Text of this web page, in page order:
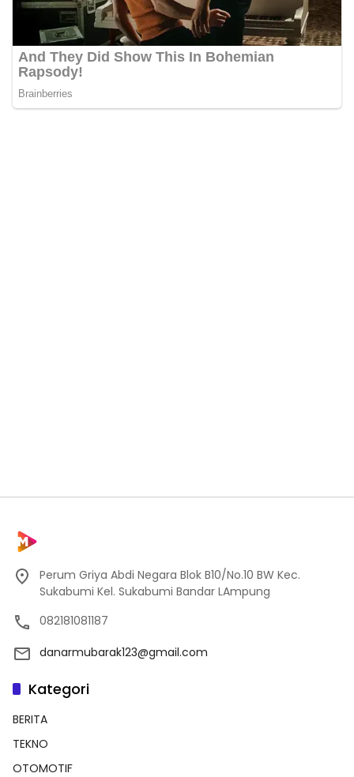
Perum Griya Abdi Negara Blok B10/No.10 BW Kec.
Sukabumi Kel. Sukabumi Bandar LAmpung
082181081187
danarmubarak123@gmail.com
Kategori
BERITA
TEKNO
OTOMOTIF